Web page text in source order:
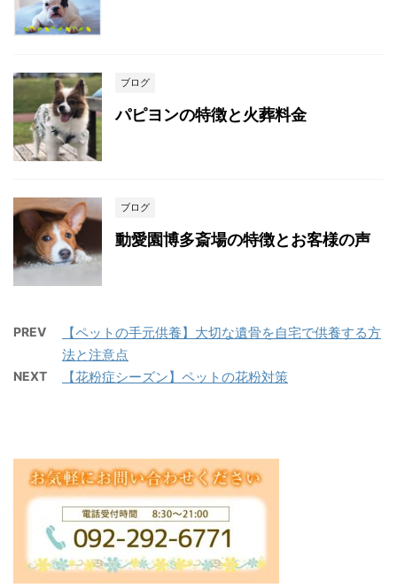
ブログ
パピヨンの特徴と火葬料金
ブログ
動愛園博多斎場の特徴とお客様の声
PREV
【ペットの手元供養】大切な遺骨を自宅で供養する方
法と注意点
NEXT 【花粉症シーズン】ペットの花粉対策